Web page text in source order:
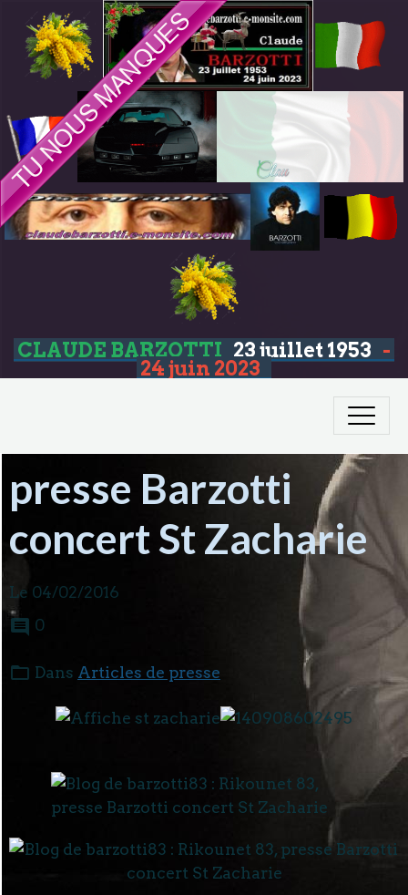
CLAUDE BARZOTTI 23 juillet 1953 -
24 juin 2023
presse Barzotti
concert St Zacharie
Le 04/02/2016
0
Dans Articles de presse